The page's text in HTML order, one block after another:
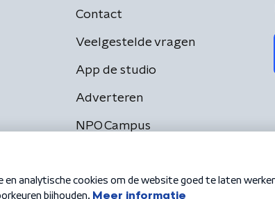
Contact
Veelgestelde vragen
App de studio
Adverteren
NPO Campus